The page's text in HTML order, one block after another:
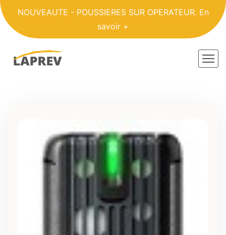
NOUVEAUTE - POUSSIERES SUR OPERATEUR. En
savoir +